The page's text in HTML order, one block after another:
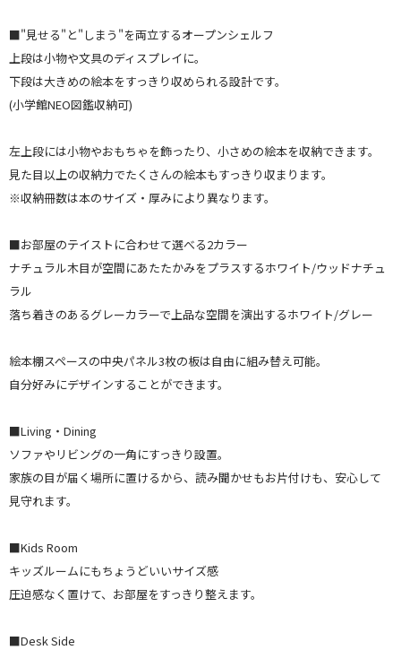
■"見せる"と"しまう"を両立するオープンシェルフ
上段は小物や文具のディスプレイに。
下段は大きめの絵本をすっきり収められる設計です。
(小学館NEO図鑑収納可)
左上段には小物やおもちゃを飾ったり、小さめの絵本を収納できます。
見た目以上の収納力でたくさんの絵本もすっきり収まります。
※収納冊数は本のサイズ・厚みにより異なります。
■お部屋のテイストに合わせて選べる2カラー
ナチュラル木目が空間にあたたかみをプラスするホワイト/ウッドナチュ
ラル
落ち着きのあるグレーカラーで上品な空間を演出するホワイト/グレー
絵本棚スペースの中央パネル3枚の板は自由に組み替え可能。
自分好みにデザインすることができます。
■Living・Dining
ソファやリビングの一角にすっきり設置。
家族の目が届く場所に置けるから、読み聞かせもお片付けも、安心して
見守れます。
■Kids Room
キッズルームにもちょうどいいサイズ感
圧迫感なく置けて、お部屋をすっきり整えます。
■Desk Side